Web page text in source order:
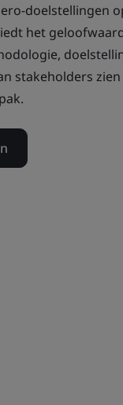
doelstellingen
het
stakeholders